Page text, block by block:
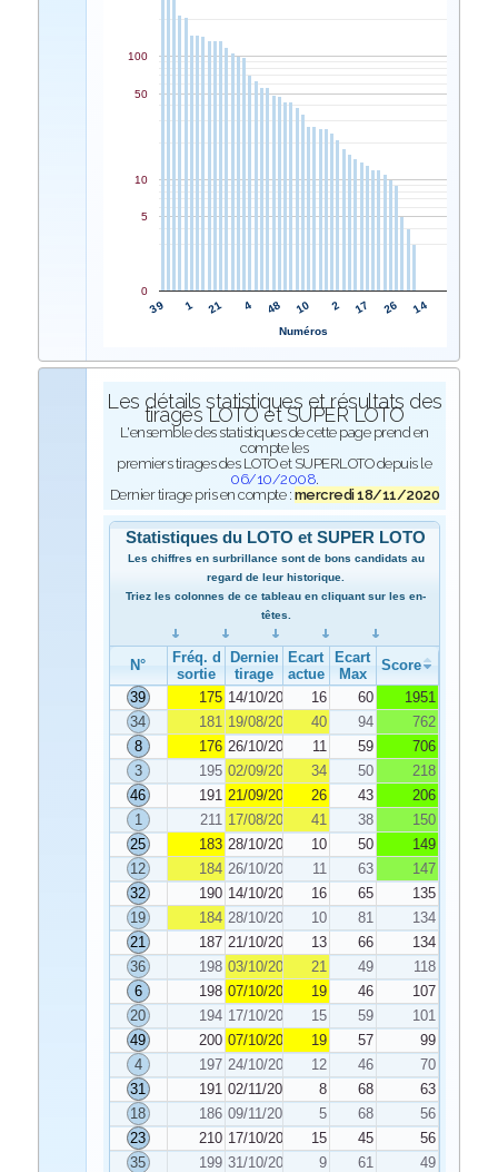
39 1 21 4 48 10 2 17 26 14
0
5
10
50
100
Numéros
Les détails statistiques et résultats des
tirages LOTO et SUPER LOTO
L'ensemble des statistiques de cette page prend en
compte les
premiers tirages des LOTO et SUPERLOTO depuis le
06/10/2008.
Dernier tirage pris en compte : mercredi 18/11/2020
Statistiques du LOTO et SUPER LOTO
Les chiffres en surbrillance sont de bons candidats au
regard de leur historique.
Triez les colonnes de ce tableau en cliquant sur les en-
têtes.
N°
Fréq. de
sortie
Dernier
tirage
Ecart
actuel
Ecart
Max
Score
39
175 14/10/2020 16 60
1951
34
181 19/08/2020 40 94
762
8
176 26/10/2020 11 59
706
3
195 02/09/2020 34 50
218
46
191 21/09/2020 26 43
206
1
211 17/08/2020 41 38
150
25
183 28/10/2020 10 50
149
12
184 26/10/2020 11 63
147
32
190 14/10/2020 16 65
135
19
184 28/10/2020 10 81
134
21
187 21/10/2020 13 66
134
36
198 03/10/2020 21 49
118
6
198 07/10/2020 19 46
107
20
194 17/10/2020 15 59
101
49
200 07/10/2020 19 57
99
4
197 24/10/2020 12 46
70
31
191 02/11/2020 8 68
63
18
186 09/11/2020 5 68
56
23
210 17/10/2020 15 45
56
35
199 31/10/2020 9 61
49